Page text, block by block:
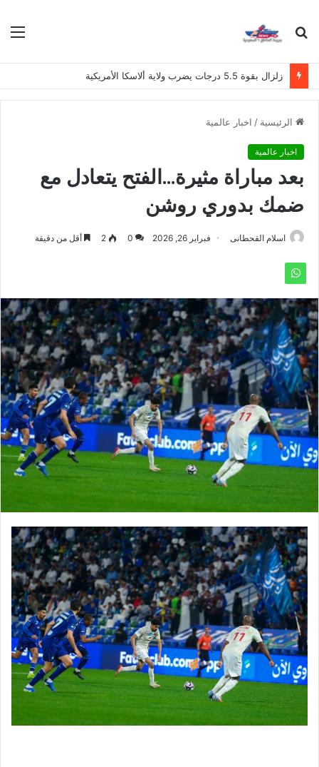
بحث
زلزال بقوة 5.5 درجات يضرب ولاية ألاسكا الأمريكية
الرئيسية / اخبار عالمية
اخبار عالمية
بعد مباراة مثيرة…الفتح يتعادل مع
ضمك بدوري روشن
اسلام القحطانى فبراير 26, 2026 0
2 أقل من دقيقة